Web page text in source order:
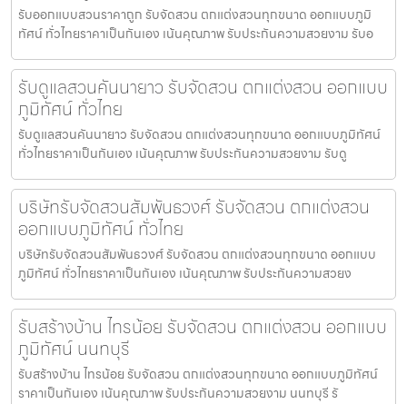
รับออกแบบสวนราคาถูก รับจัดสวน ตกแต่งสวนทุกขนาด ออกแบบภูมิ
ทัศน์ ทั่วไทยราคาเป็นกันเอง เน้นคุณภาพ รับประกันความสวยงาม รับอ
รับดูแลสวนคันนายาว รับจัดสวน ตกแต่งสวน ออกแบบ
ภูมิทัศน์ ทั่วไทย
รับดูแลสวนคันนายาว รับจัดสวน ตกแต่งสวนทุกขนาด ออกแบบภูมิทัศน์
ทั่วไทยราคาเป็นกันเอง เน้นคุณภาพ รับประกันความสวยงาม รับดู
บริษัทรับจัดสวนสัมพันธวงศ์ รับจัดสวน ตกแต่งสวน
ออกแบบภูมิทัศน์ ทั่วไทย
บริษัทรับจัดสวนสัมพันธวงศ์ รับจัดสวน ตกแต่งสวนทุกขนาด ออกแบบ
ภูมิทัศน์ ทั่วไทยราคาเป็นกันเอง เน้นคุณภาพ รับประกันความสวยง
รับสร้างบ้าน ไทรน้อย รับจัดสวน ตกแต่งสวน ออกแบบ
ภูมิทัศน์ นนทบุรี
รับสร้างบ้าน ไทรน้อย รับจัดสวน ตกแต่งสวนทุกขนาด ออกแบบภูมิทัศน์
ราคาเป็นกันเอง เน้นคุณภาพ รับประกันความสวยงาม นนทบุรี รั